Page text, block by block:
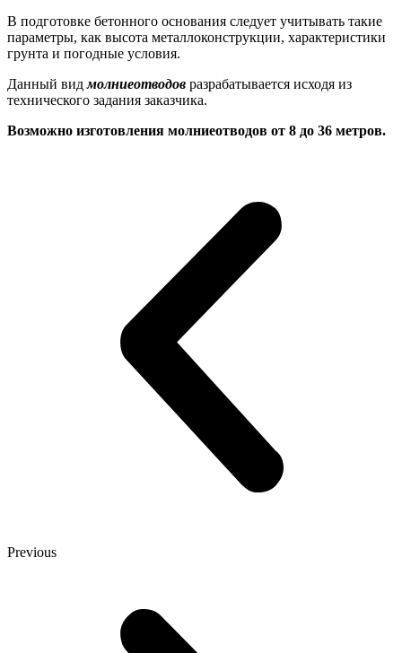
В подготовке бетонного основания следует учитывать такие
параметры, как высота металлоконструкции, характеристики
грунта и погодные условия.
Данный видмолниеотводов разрабатывается исходя из
технического задания заказчика.
Возможно изготовления молниеотводов от 8 до 36 метров.
Previous